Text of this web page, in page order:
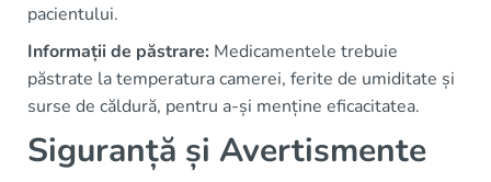
pacientului.
Informații de păstrare: Medicamentele trebuie
păstrate la temperatura camerei, ferite de umiditate și
surse de căldură, pentru a-și menține eficacitatea.
Siguranță și Avertismente